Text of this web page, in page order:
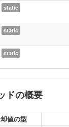
static
static
static
ドの概要
値の型